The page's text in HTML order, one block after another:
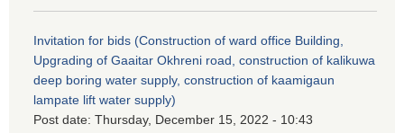
Invitation for bids (Construction of ward office Building,
Upgrading of Gaaitar Okhreni road, construction of kalikuwa
deep boring water supply, construction of kaamigaun
lampate lift water supply)
Post date: Thursday, December 15, 2022 - 10:43